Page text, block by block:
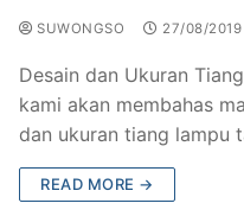
SUWONGSO 27/08/2019
Desain dan Ukuran
kami akan membahas
dan ukuran tiang lampu
READ MORE →